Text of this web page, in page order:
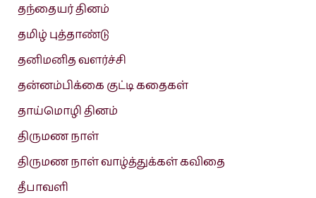
தந்தையர் தினம்
தமிழ் புத்தாண்டு
தனிமனித வளர்ச்சி
தன்னம்பிக்கை குட்டி கதைகள்
தாய்மொழி தினம்
திருமண நாள்
திருமண நாள் வாழ்த்துக்கள் கவிதை
தீபாவளி